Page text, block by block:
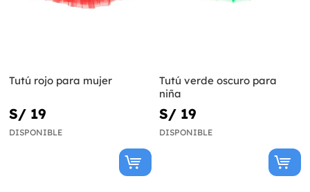
Tutú rojo para mujer
S/ 19
DISPONIBLE
Tutú verde oscuro para
niña
S/ 19
DISPONIBLE